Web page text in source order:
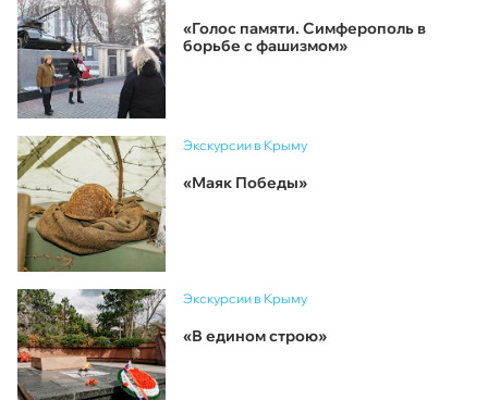
«Голос памяти. Симферополь в
борьбе с фашизмом»
Экскурсии в Крыму
«Маяк Победы»
Экскурсии в Крыму
«В едином строю»